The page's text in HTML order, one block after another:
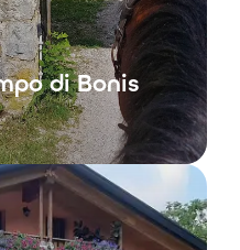
di Bonis